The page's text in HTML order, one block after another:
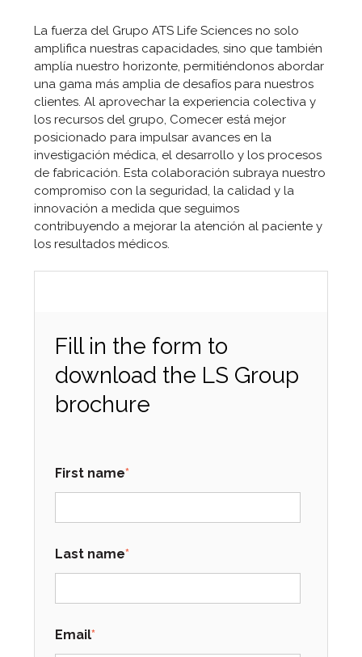
La fuerza del Grupo ATS Life Sciences no solo
amplifica nuestras capacidades, sino que también
amplía nuestro horizonte, permitiéndonos abordar
una gama más amplia de desafíos para nuestros
clientes. Al aprovechar la experiencia colectiva y
los recursos del grupo, Comecer está mejor
posicionado para impulsar avances en la
investigación médica, el desarrollo y los procesos
de fabricación. Esta colaboración subraya nuestro
compromiso con la seguridad, la calidad y la
innovación a medida que seguimos
contribuyendo a mejorar la atención al paciente y
los resultados médicos.
Fill in the form to
download the LS Group
brochure
First name*
Last name*
Email*